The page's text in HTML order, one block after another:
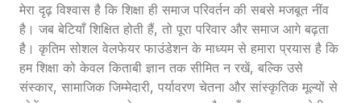
मेरा दृढ़ विश्वास है कि शिक्षा ही समाज परिवर्तन की सबसे मजबूत नींव
है। जब बेटियाँ शिक्षित होती हैं, तो पूरा परिवार और समाज आगे बढ़ता
है। कृतिम सोशल वेलफेयर फाउंडेशन के माध्यम से हमारा प्रयास है कि
हम शिक्षा को केवल किताबी ज्ञान तक सीमित न रखें, बल्कि उसे
संस्कार, सामाजिक जिम्मेदारी, पर्यावरण चेतना और सांस्कृतिक मूल्यों से